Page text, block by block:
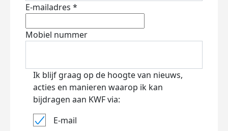
E-mailadres *
Mobiel nummer
Ik blijf graag op de hoogte van nieuws,
acties en manieren waarop ik kan
bijdragen aan KWF via:
E-mail